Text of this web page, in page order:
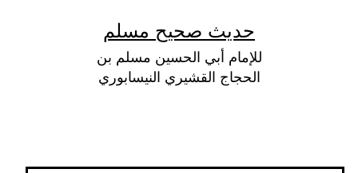
حديث صحيح مسلم
للإمام أبي الحسين مسلم بن
الحجاج القشيري النيسابوري